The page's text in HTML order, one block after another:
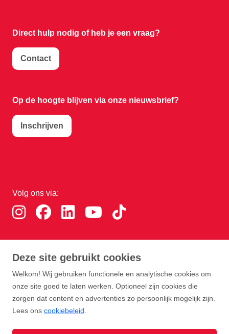
Deze site gebruikt cookies
Welkom! Wij gebruiken functionele en analytische cookies om
onze site goed te laten werken. Optioneel zijn cookies die
zorgen dat content en advertenties zo persoonlijk mogelijk zijn.
Lees ons cookiebeleid
Direct hulp nodig ofheb je een vraag?
Contact
Op de hoogte blijven via onze nieuwsbrief?
Inschrijven
Volg ons via:
Download de RTHA app: